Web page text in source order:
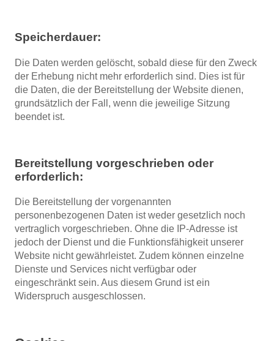
Speicherdauer:
Die Daten werden gelöscht, sobald diese für den Zweck
der Erhebung nicht mehr erforderlich sind. Dies ist für
die Daten, die der Bereitstellung der Website dienen,
grundsätzlich der Fall, wenn die jeweilige Sitzung
beendet ist.
Bereitstellung vorgeschrieben oder
erforderlich:
Die Bereitstellung der vorgenannten
personenbezogenen Daten ist weder gesetzlich noch
vertraglich vorgeschrieben. Ohne die IP-Adresse ist
jedoch der Dienst und die Funktionsfähigkeit unserer
Website nicht gewährleistet. Zudem können einzelne
Dienste und Services nicht verfügbar oder
eingeschränkt sein. Aus diesem Grund ist ein
Widerspruch ausgeschlossen.